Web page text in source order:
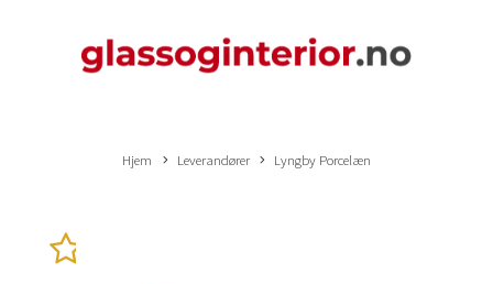
Hjem Leverandører Lyngby Porcelæn